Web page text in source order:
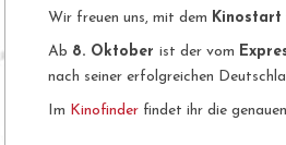
Wir freuen uns, mit dem Kinostart
Ab 8. Oktober ist der vom
nach seiner erfolgreichen
Im Kinofinder findet ihr die genauen